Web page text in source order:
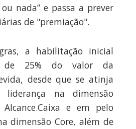
nada” e passa a prever
de "premiação".
a habilitação inicial
25% do valor da
desde que se atinja
na dimensão
e em pelo
dimensão Core, além de